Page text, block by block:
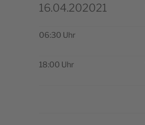
16.04.202021
06:30 Uhr
18:00 Uhr